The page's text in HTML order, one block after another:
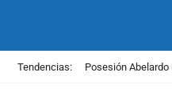
Tendencias: Posesión Abelardo